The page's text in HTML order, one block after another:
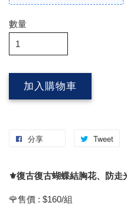
數量
加入購物車
分享 Tweet
⚜️復古復古蝴蝶結胸花、防走
🌹售價 : $160/組